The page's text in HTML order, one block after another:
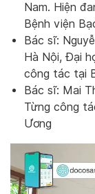
Nam. Hiện
Bệnh viện
Bác sĩ:
Hà Nội, Đại
công tác tại
Bác sĩ: Mai
Từng công
Ương